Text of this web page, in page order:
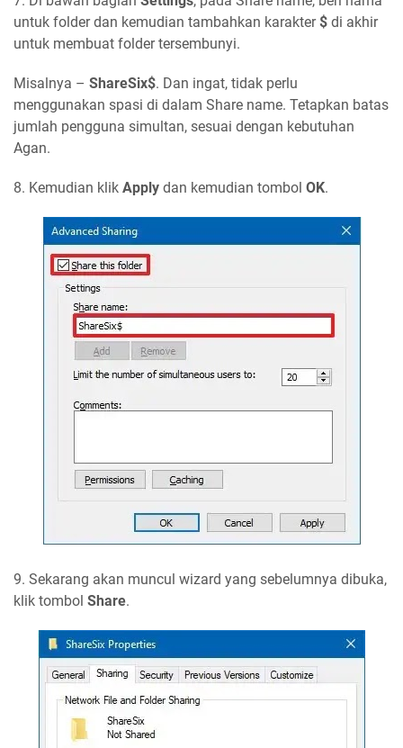
untuk folder dan kemudian tambahkan karakter$ di akhir
untuk membuat folder tersembunyi.
Misalnya – ShareSix$. Dan ingat, tidak perlu
menggunakan spasi di dalam Share name. Tetapkan batas
jumlah pengguna simultan, sesuai dengan kebutuhan
Agan.
8. Kemudian klik Apply dan kemudian tombol OK.
9. Sekarang akan muncul wizard yang sebelumnya dibuka,
klik tombol Share.